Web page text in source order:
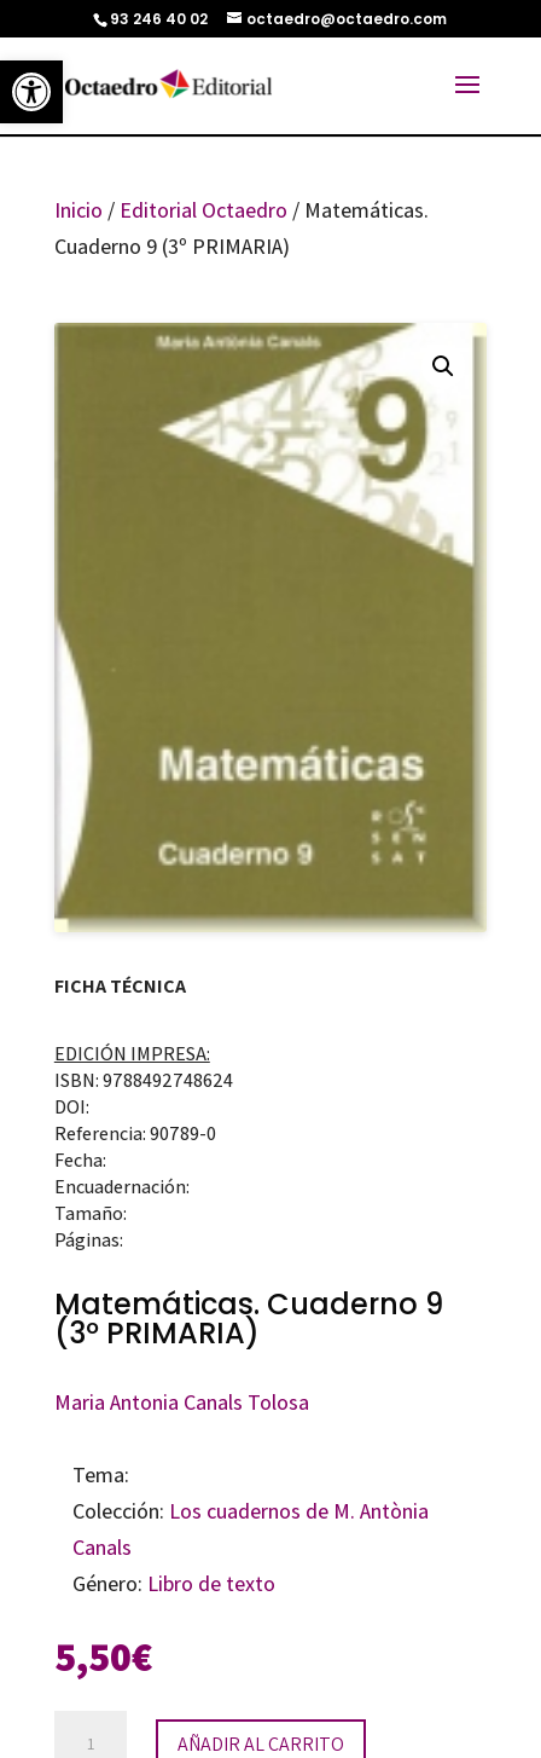
Abrir barra de herramientas
93 246 40 02 octaedro@octaedro.com
Inicio / Editorial Octaedro / Matemáticas.
Cuaderno 9 (3º PRIMARIA)
FICHA TÉCNICA
EDICIÓN IMPRESA:
ISBN: 9788492748624
DOI:
Referencia: 90789-0
Fecha:
Encuadernación:
Tamaño:
Páginas:
Matemáticas. Cuaderno 9
(3º PRIMARIA)
Maria Antonia Canals Tolosa
Tema:
Colección: Los cuadernos de M. Antònia
Canals
Género: Libro de texto
5,50€
Matemáticas.
AÑADIR AL CARRITO